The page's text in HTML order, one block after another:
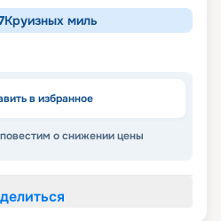
Круизных миль
в избранное
о снижении цены